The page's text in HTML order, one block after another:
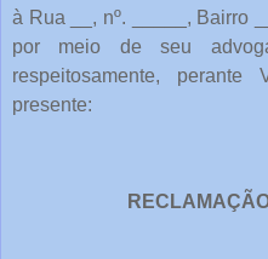
à Rua __, nº. _____, Bairro
por meio de seu
respeitosamente,
presente: